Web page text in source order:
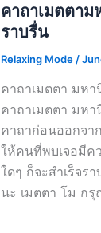
คาถาเมตตา
ราบรื่น
Relaxing Mode /
คาถาเมตตา มห
คาถาเมตตา มห
คาถาก่อนออกจา
ให้คนที่พบเจอมีค
ใดๆ ก็จะสำเร็จร
นะ เมตตา โม ก